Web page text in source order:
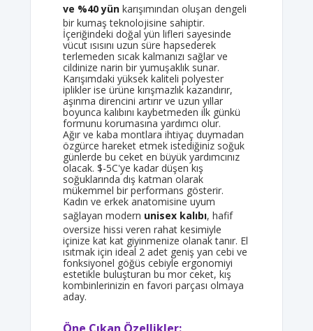
ve %40 yünkarışımından oluşan dengeli
bir kumaş teknolojisine sahiptir.
İçeriğindeki doğal yün lifleri sayesinde
vücut ısısını uzun süre hapsederek
terlemeden sıcak kalmanızı sağlar ve
cildinize narin bir yumuşaklık sunar.
Karışımdaki yüksek kaliteli polyester
iplikler ise ürüne kırışmazlık kazandırır,
aşınma direncini artırır ve uzun yıllar
boyunca kalıbını kaybetmeden ilk günkü
formunu korumasına yardımcı olur.
Ağır ve kaba montlara ihtiyaç duymadan
özgürce hareket etmek istediğiniz soğuk
günlerde bu ceket en büyük yardımcınız
olacak. $-5C'ye kadar düşen kış
soğuklarında dış katman olarak
mükemmel bir performans gösterir.
Kadın ve erkek anatomisine uyum
sağlayan modern unisex kalıbı, hafif
oversize hissi veren rahat kesimiyle
içinize kat kat giyinmenize olanak tanır. El
ısıtmak için ideal 2 adet geniş yan cebi ve
fonksiyonel göğüs cebiyle ergonomiyi
estetikle buluşturan bu mor ceket, kış
kombinlerinizin en favori parçası olmaya
aday.